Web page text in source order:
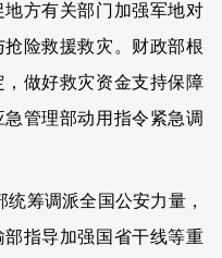
方有关部门加强军地对
险救援救灾。财政部根
做好救灾资金支持保障
管理部动用指令紧急调
统筹调派全国公安力量，
指导加强国省干线等重